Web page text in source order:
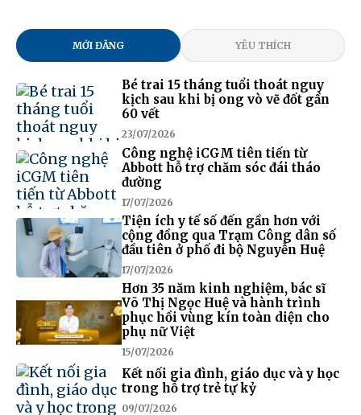
MỚI ĐĂNG YÊU THÍCH
Bé trai 15 tháng tuổi thoát nguy
kịch sau khi bị ong vò vẽ đốt gần
60 vết
23/07/2026
Công nghệ iCGM tiên tiến từ
Abbott hỗ trợ chăm sóc đái tháo
đường
17/07/2026
Tiện ích y tế số đến gần hơn với
cộng đồng qua Trạm Công dân số
đầu tiên ở phố đi bộ Nguyễn Huệ
17/07/2026
Hơn 35 năm kinh nghiệm, bác sĩ
Võ Thị Ngọc Huệ và hành trình
phục hồi vùng kín toàn diện cho
phụ nữ Việt
15/07/2026
Kết nối gia đình, giáo dục và y học
trong hỗ trợ trẻ tự kỷ
09/07/2026